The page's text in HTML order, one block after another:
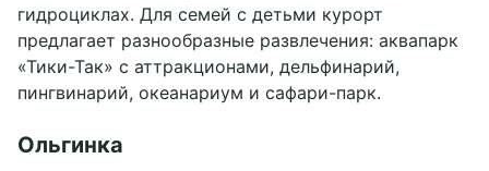
гидроциклах. Для семей с детьми курорт
предлагает разнообразные развлечения: аквапарк
«Тики-Так» с аттракционами, дельфинарий,
пингвинарий, океанариум и сафари-парк.
Ольгинка